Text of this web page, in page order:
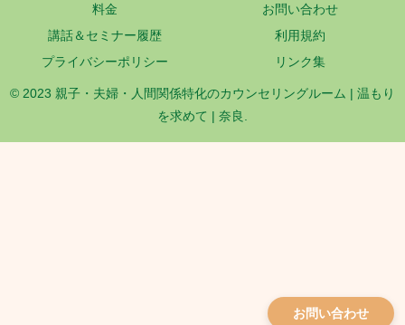
お問い合わせ
料金
お問い合わせ
講話＆セミナー履歴
利用規約
プライバシーポリシー
リンク集
© 2023 親子・夫婦・人間関係特化のカウンセリングルーム | 温もり
を求めて | 奈良.